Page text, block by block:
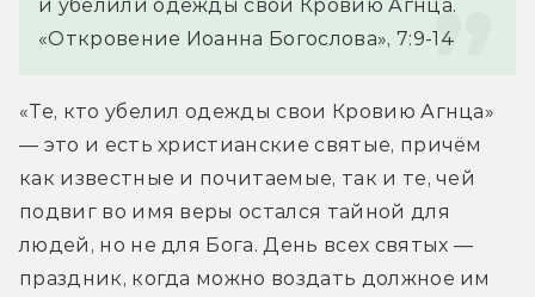
и убелили одежды свои Кровию Агнца.
«Откровение Иоанна Богослова», 7:9-14
«Те, кто убелил одежды свои Кровию Агнца»
— это и есть христианские святые, причём
как известные и почитаемые, так и те, чей
подвиг во имя веры остался тайной для
людей, но не для Бога. День всех святых —
праздник, когда можно воздать должное им